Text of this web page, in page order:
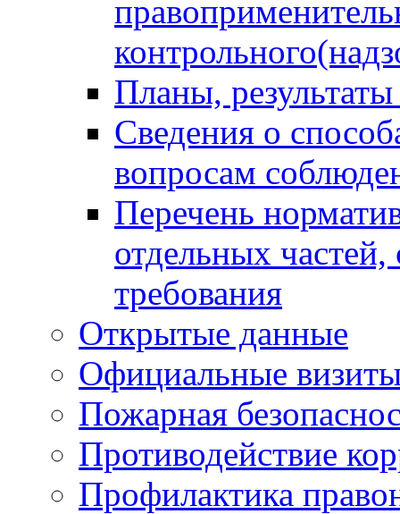
Планы,
Сведения о
вопросам
Перечень
отдельных
требования
Открытые данные
Официальные
Пожарная
Противодействие
Профилактика